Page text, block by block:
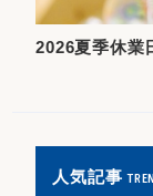
2026夏季休業
人気記事